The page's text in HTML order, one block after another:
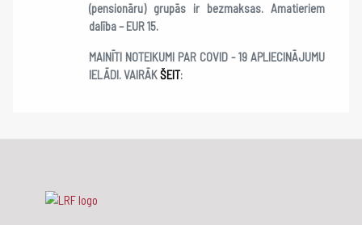
(pensionāru) grupās ir bezmaksas. Amatieriem
dalība – EUR 15.
MAINĪTI NOTEIKUMI PAR COVID - 19 APLIECINĀJUMU
IELĀDI. VAIRĀKŠEIT: